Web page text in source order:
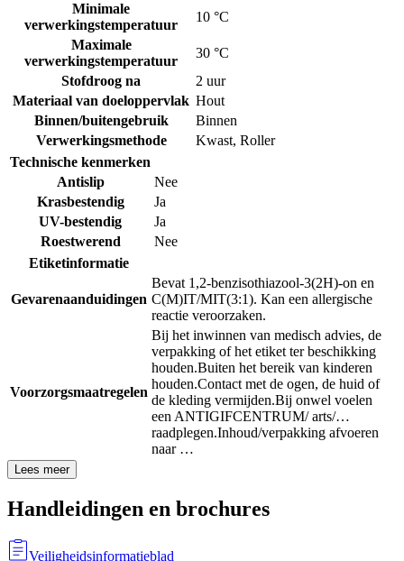
Minimale
verwerkingstemperatuur
10 °C
Maximale
verwerkingstemperatuur
30 °C
Stofdroog na
2 uur
Materiaal van doeloppervlak Hout
Binnen/buitengebruik
Binnen
Verwerkingsmethode
Kwast, Roller
Technische kenmerken
Antislip
Nee
Krasbestendig
Ja
UV-bestendig
Ja
Roestwerend
Nee
Etiketinformatie
Gevarenaanduidingen
Bevat 1,2-benzisothiazool-3(2H)-on en
C(M)IT/MIT(3:1). Kan een allergische
reactie veroorzaken.
Voorzorgsmaatregelen
Bij het inwinnen van medisch advies, de
verpakking of het etiket ter beschikking
houden.Buiten het bereik van kinderen
houden.Contact met de ogen, de huid of
de kleding vermijden.Bij onwel voelen
een ANTIGIFCENTRUM/ arts/…
raadplegen.Inhoud/verpakking afvoeren
naar …
Lees meer
Handleidingen en brochures
Veiligheidsinformatieblad